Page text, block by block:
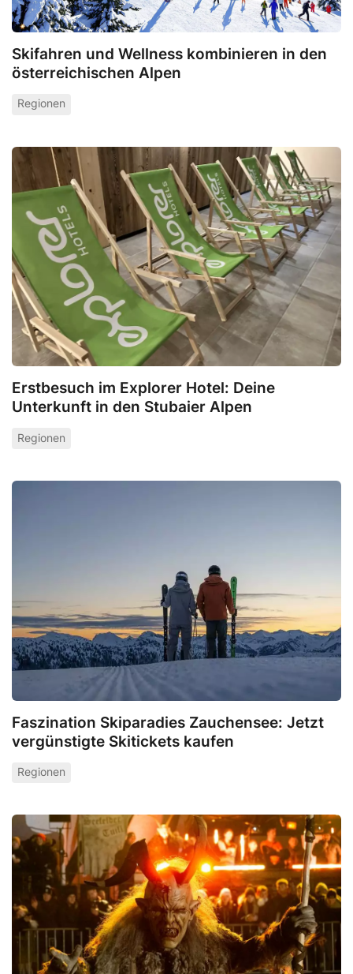
Skifahren und Wellness kombinieren in den
österreichischen Alpen
Regionen
Erstbesuch im Explorer Hotel: Deine
Unterkunft in den Stubaier Alpen
Regionen
Faszination Skiparadies Zauchensee: Jetzt
vergünstigte Skitickets kaufen
Regionen